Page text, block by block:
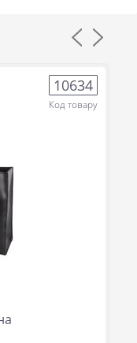
10634
Код товару